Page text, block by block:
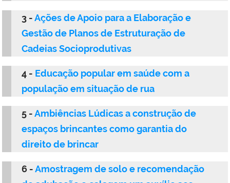
3 -Ações de Apoio para a Elaboração e
Gestão de Planos de Estruturação de
Cadeias Socioprodutivas
4 - Educação popular em saúde com a
população em situação de rua
5 -Ambiências Lúdicas a construção de
espaços brincantes como garantia do
direito de brincar
6 -Amostragem de solo e recomendação